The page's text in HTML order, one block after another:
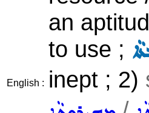
English :
an
to use ;
inept ; 2)